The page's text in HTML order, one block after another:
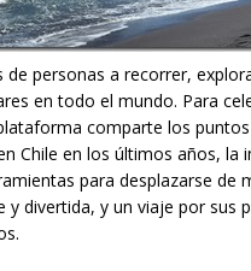
de personas a recorrer,
en todo el mundo. Para
comparte los
Chile en los últimos años, la
para desplazarse de
y divertida, y un viaje por sus